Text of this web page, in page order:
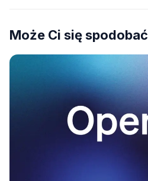
Może Ci się spodobać